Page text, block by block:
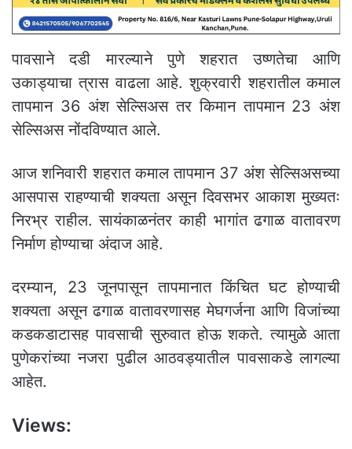
पावसाने दडी मारल्याने पुणे शहरात उष्णतेचा आणि
उकाड्याचा त्रास वाढला आहे. शुक्रवारी शहरातील कमाल
तापमान 36 अंश सेल्सिअस तर किमान तापमान 23 अंश
सेल्सिअस नोंदविण्यात आले.
आज शनिवारी शहरात कमाल तापमान 37 अंश सेल्सिअसच्या
आसपास राहण्याची शक्यता असून दिवसभर आकाश मुख्यतः
निरभ्र राहील. सायंकाळनंतर काही भागांत ढगाळ वातावरण
निर्माण होण्याचा अंदाज आहे.
दरम्यान, 23 जूनपासून तापमानात किंचित घट होण्याची
शक्यता असून ढगाळ वातावरणासह मेघगर्जना आणि विजांच्या
कडकडाटासह पावसाची सुरुवात होऊ शकते. त्यामुळे आता
पुणेकरांच्या नजरा पुढील आठवड्यातील पावसाकडे लागल्या
आहेत.
Views: